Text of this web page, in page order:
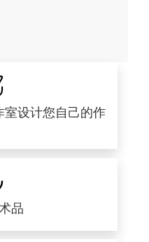
设计您自己的作
品